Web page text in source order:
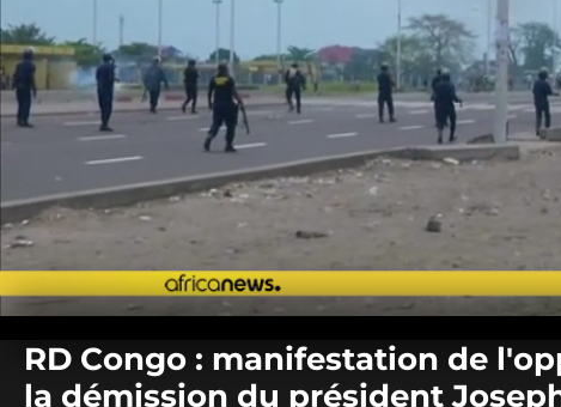
seconds
secondsVolume
RD Congo : manifestation de
la démission du président